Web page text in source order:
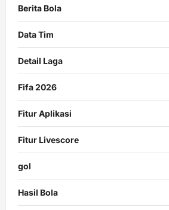
Berita Bola
Data Tim
Detail Laga
Fifa 2026
Fitur Aplikasi
Fitur Livescore
gol
Hasil Bola